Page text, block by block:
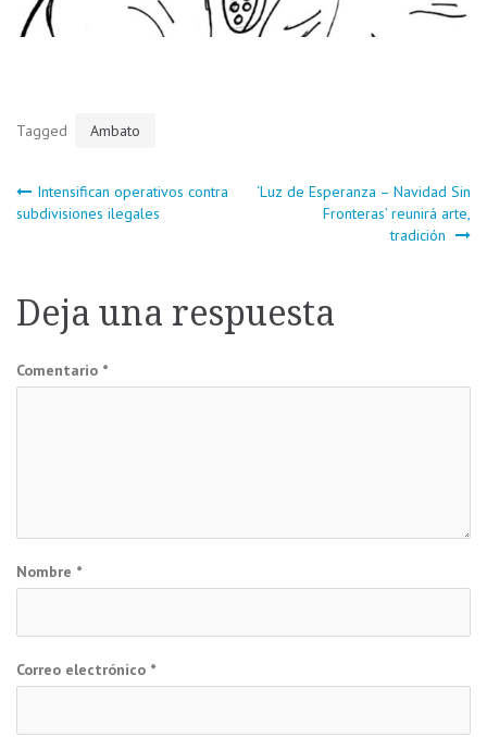
Tagged Ambato
Navegación
entradas
Intensifican operativos contra
subdivisiones ilegales
‘Luz de Esperanza – Navidad Sin
Fronteras’ reunirá arte,
tradición
Deja una respuesta
Comentario *
Nombre *
Correo electrónico *